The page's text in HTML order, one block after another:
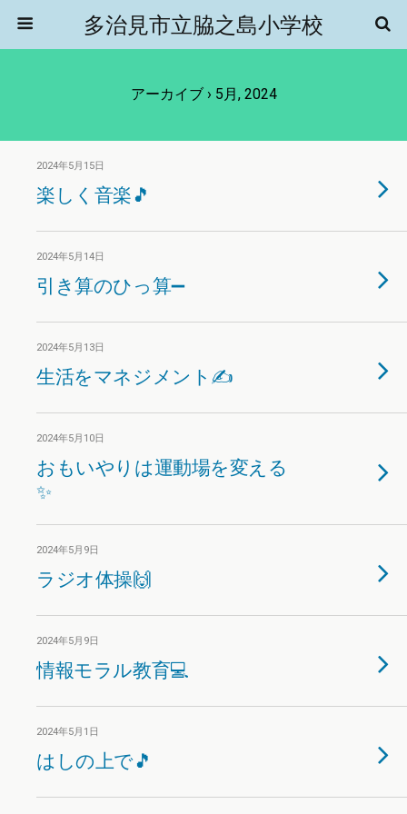
多治見市立脇之島小学校
アーカイブ › 5月, 2024
2024年5月15日
楽しく音楽🎵
2024年5月14日
引き算のひっ算➖
2024年5月13日
生活をマネジメント✍️
2024年5月10日
おもいやりは運動場を変える
✨
2024年5月9日
ラジオ体操🙌
2024年5月9日
情報モラル教育💻
2024年5月1日
はしの上で🎵